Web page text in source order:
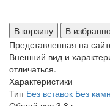
В корзину В
Представленная на
Внешний вид и
отличаться.
Характеристики
Тип Без вставок Без